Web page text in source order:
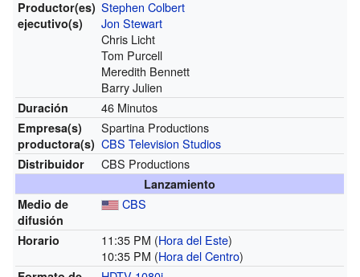
Productor(es)
ejecutivo(s)
Stephen Colbert
Jon Stewart
Chris Licht
Tom Purcell
Meredith Bennett
Barry Julien
Duración 46 Minutos
Empresa(s)
productora(s)
Spartina Productions
CBS Television Studios
Distribuidor CBS Productions
Lanzamiento
Medio de
difusión
CBS
Horario 11:35 PM (Hora del Este)
10:35 PM (Hora del Centro)